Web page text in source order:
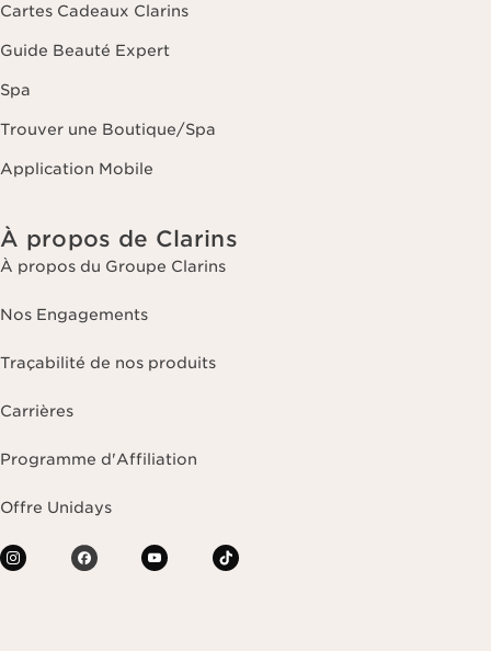
Cartes Cadeaux Clarins
Guide Beauté Expert
Spa
Trouver une Boutique/Spa
Application Mobile
À propos de Clarins
À propos du Groupe Clarins
Nos Engagements
Traçabilité de nos produits
Carrières
Programme d'Affiliation
Offre Unidays